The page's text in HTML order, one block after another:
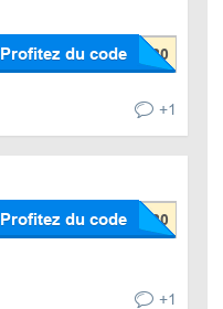
Profitez du code
+1
Profitez du code
+1